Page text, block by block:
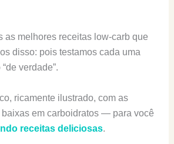
as melhores receitas low-carb que
disso: pois testamos cada uma
verdade”.
ricamente ilustrado, com as
em carboidratos — para você
receitas deliciosas.